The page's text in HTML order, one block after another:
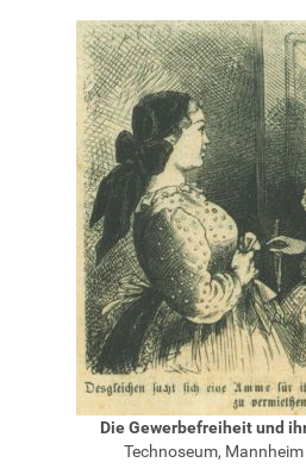
Die Gewerbefreiheit und
Technoseum, Mannheim